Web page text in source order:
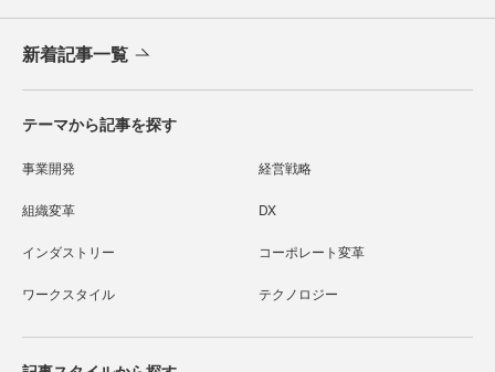
新着記事一覧
テーマから記事を探す
事業開発 経営戦略
組織変革 DX
インダストリー コーポレート変革
ワークスタイル テクノロジー